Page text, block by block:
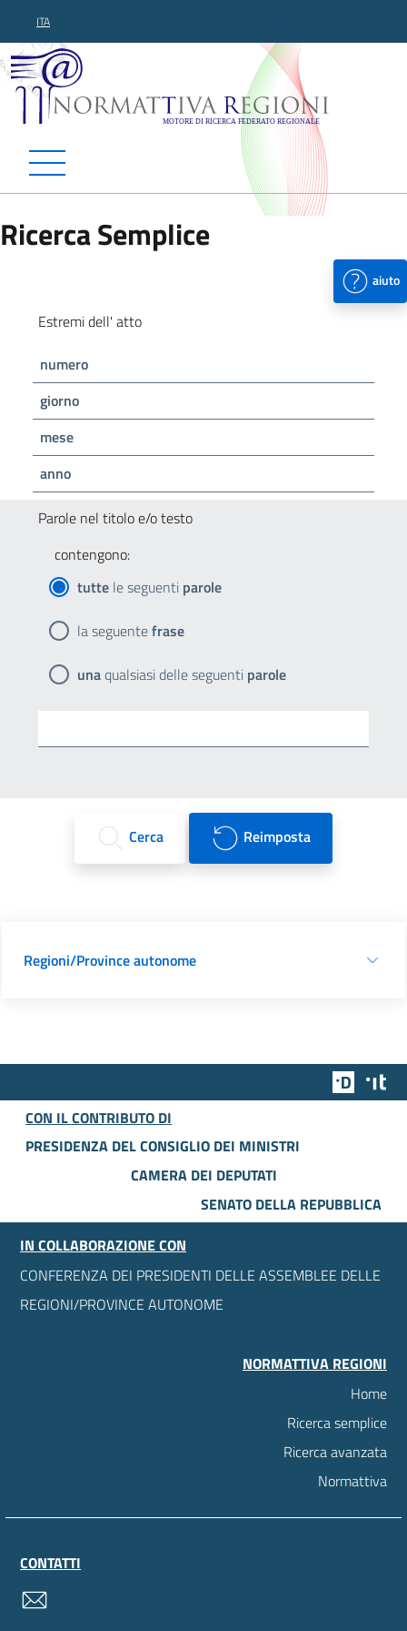
ITA
Normattiva Regioni -
Ricerca Semplice
aiuto
Estremi dell' atto
numero
giorno
mese
anno
Parole nel titolo e/o testo
contengono:
tutte le seguenti parole
la seguentefrase
unaqualsiasi delle seguenti parole
Cerca Reimposta
Regioni/Province autonome
Team
CON IL CONTRIBUTO DI
PRESIDENZA DEL CONSIGLIO DEI MINISTRI
CAMERA DEI DEPUTATI
SENATO DELLA REPUBBLICA
IN COLLABORAZIONE CON
CONFERENZA DEI PRESIDENTI DELLE ASSEMBLEE DELLE
REGIONI/PROVINCE AUTONOME
NORMATTIVA REGIONI
Home
Ricerca semplice
Ricerca avanzata
Normattiva
CONTATTI